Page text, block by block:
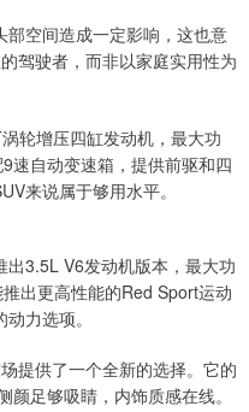
空间造成一定影响，这也意
驾驶者，而非以家庭实用性为
轮增压四缸发动机，最大功
速自动变速箱，提供前驱和四
来说属于够用水平。
3.5L V6发动机版本，最大功
出更高性能的Red Sport运动
力选项。
提供了一个全新的选择。它的
足够吸睛，内饰质感在线。